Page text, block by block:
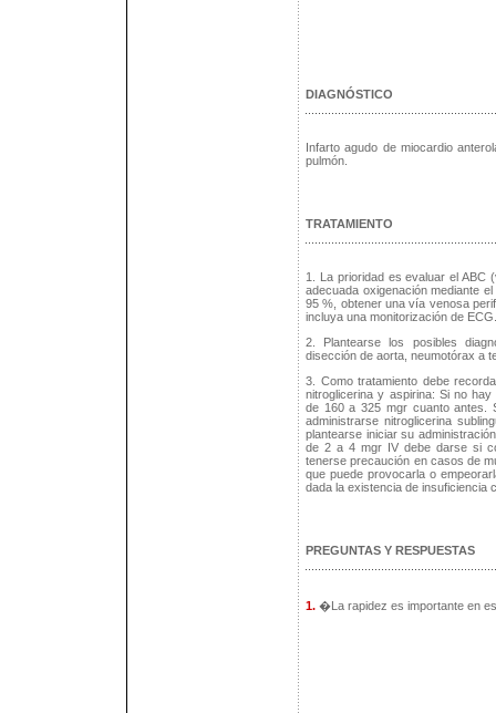
DIAGNÓSTICO
Infarto agudo de miocardio
pulmón.
TRATAMIENTO
1. La prioridad es evaluar el ABC
adecuada oxigenación mediante
95 %, obtener una vía venosa
incluya una monitorización de ECG.
2. Plantearse los posibles
disección de aorta, neumotórax a
3. Como tratamiento debe
nitroglicerina y aspirina: Si no
de 160 a 325 mgr cuanto antes.
administrarse nitroglicerina
plantearse iniciar su
de 2 a 4 mgr IV debe darse si
tenerse precaución en casos de
que puede provocarla o
dada la existencia de insuficiencia
PREGUNTAS Y RESPUESTAS
1. �La rapidez es importante en